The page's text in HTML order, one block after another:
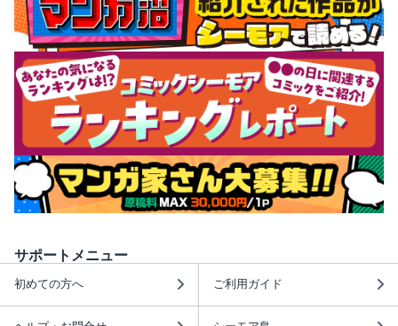
サポートメニュー
初めての方へ ご利用ガイド